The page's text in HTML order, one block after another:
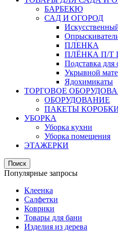
БАРБЕКЮ
САД И ОГОРОД
ПЛЕНКА
ПЛЁНКА П/Т
Подставка для
Укрывной
Ядохимикаты
ТОРГОВОЕ
ОБОРУДОВАНИЕ
ПАКЕТЫ
УБОРКА
Уборка кухни
Уборка помещения
ЭТАЖЕРКИ
Поиск
Популярные запросы
Клеенка
Салфетки
Коврики
Товары для бани
Изделия из дерева